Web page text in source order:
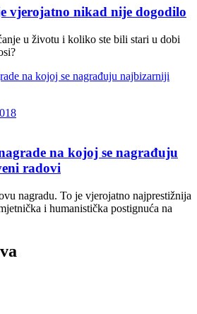
vjerojatno nikad nije dogodilo
u životu i koliko ste bili stari u dobi
na kojoj se nagrađuju
radovi
nagradu. To je vjerojatno najprestižnija
i humanistička postignuća na